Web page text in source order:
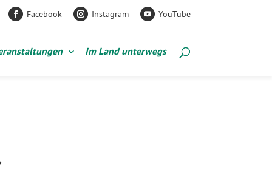
Facebook Instagram YouTube
Im Land unterwegs